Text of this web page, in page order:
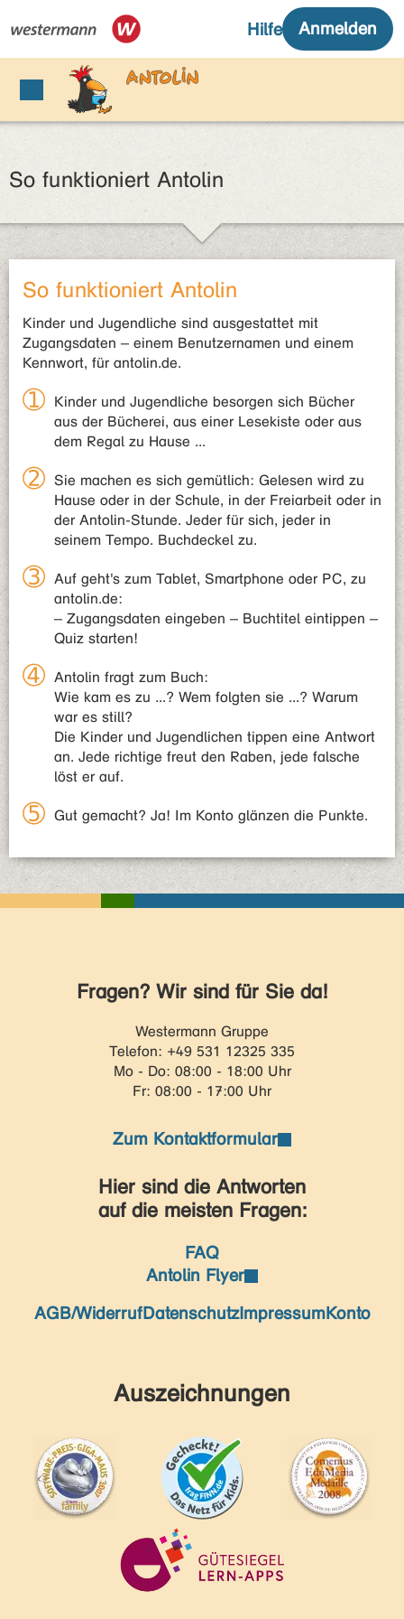
So funktioniert Antolin
So funktioniert Antolin
Kinder und Jugendliche sind ausgestattet mit
Zugangsdaten – einem Benutzernamen und einem
Kennwort, für antolin.de.
Kinder und Jugendliche besorgen sich Bücher
aus der Bücherei, aus einer Lesekiste oder aus
dem Regal zu Hause ...
Sie machen es sich gemütlich: Gelesen wird zu
Hause oder in der Schule, in der Freiarbeit oder in
der Antolin-Stunde. Jeder für sich, jeder in
seinem Tempo. Buchdeckel zu.
Auf geht's zum Tablet, Smartphone oder PC, zu
antolin.de:
– Zugangsdaten eingeben – Buchtitel eintippen –
Quiz starten!
Antolin fragt zum Buch:
Wie kam es zu ...? Wem folgten sie ...? Warum
war es still?
Die Kinder und Jugendlichen tippen eine Antwort
an. Jede richtige freut den Raben, jede falsche
löst er auf.
Gut gemacht? Ja! Im Konto glänzen die Punkte.